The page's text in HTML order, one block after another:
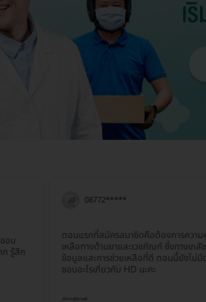
ตอนแรกที่สมัครสมาชิดคือต้องการความช่วย
เหลือทางด้านยาและเวชภัณฑ์ ซึ่งทางเภสัชกรให้
ข้อมูลและการช่วยเหลือที่ดี ตอนนี้ยังไม่มีอะไรที่ไม่
ชอบอะไรเกี่ยวกับ HD นะคะ
08772*****